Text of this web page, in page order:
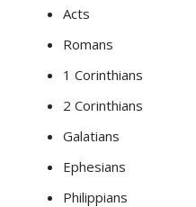
Acts
Romans
1 Corinthians
2 Corinthians
Galatians
Ephesians
Philippians